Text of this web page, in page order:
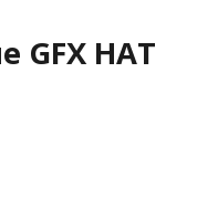
GFX HAT